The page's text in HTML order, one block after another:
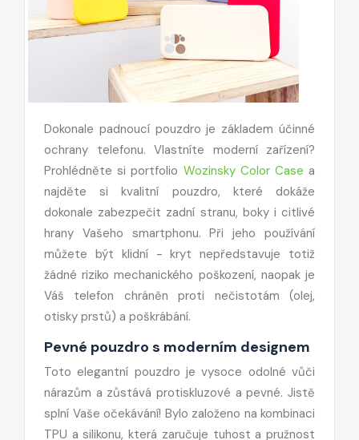
Dokonale padnoucí pouzdro je základem účinné
ochrany telefonu. Vlastníte moderní zařízení?
Prohlédněte si portfolio Wozinsky Color Case a
najděte si kvalitní pouzdro, které dokáže
dokonale zabezpečit zadní stranu, boky i citlivé
hrany Vašeho smartphonu. Při jeho používání
můžete být klidní - kryt nepředstavuje totiž
žádné riziko mechanického poškození, naopak je
Váš telefon chráněn proti nečistotám (olej,
otisky prstů) a poškrábání.
Pevné pouzdro s moderním designem
Toto elegantní pouzdro je vysoce odolné vůči
nárazům a zůstává protiskluzové a pevné. Jistě
splní Vaše očekávání! Bylo založeno na kombinaci
TPU a silikonu, která zaručuje tuhost a pružnost